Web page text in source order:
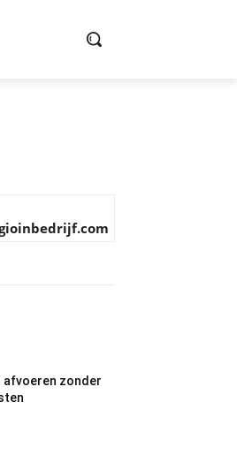
afvoeren zonder